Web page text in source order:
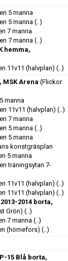
5 manna
5 manna (..)
7 manna
7 manna (..)
hemma,
11v11 (halvplan) (..)
MSK Arena (Flickor
manna
11v11 (halvplan) (..)
7 manna
5 manna (..)
5 manna
konstgräsplan
5 manna
träningsytan 7-
11v11 (halvplan) (..)
11v11 (halvplan) (..)
2014 borta,
Grön) (..)
7 manna (..)
(hörnefors) (..)
15 Blå borta,